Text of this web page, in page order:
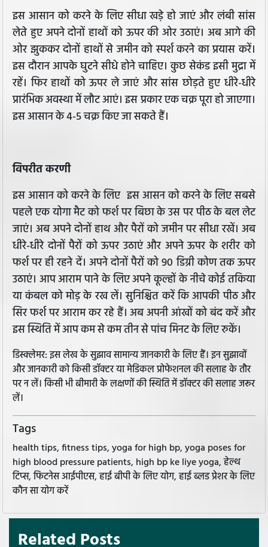
इस आसान को करने के लिए सीधा खड़े हो जाएं और लंबी सांस
लेते हुए अपने दोनों हाथों को ऊपर की ओर उठाएं। अब आगे की
ओर झुककर दोनों हाथों से जमीन को स्पर्श करने का प्रयास करें।
इस दौरान आपके घुटने सीधे होने चाहिए। कुछ सेकंड इसी मुद्रा में
रहें। फिर हाथों को ऊपर ले जाएं और सांस छोड़ते हुए धीरे-धीरे
प्रारंभिक अवस्था में लौट आएं। इस प्रकार एक चक्र पूरा हो जाएगा।
इस आसान के 4-5 चक्र किए जा सकते हैं।
विपरीत करणी
इस आसान को करने के लिए इस आसन को करने के लिए सबसे
पहले एक योगा मैट को फर्श पर बिछा के उस पर पीठ के बल लेट
जाएं। अब अपने दोनों हाथ और पैरों को जमीन पर सीधा रखें। अब
धीरे-धीरे दोनों पैरों को ऊपर उठाएं और अपने ऊपर के शरीर को
फर्श पर ही रहने दें। अपने दोनों पैरों को 90 डिग्री कोण तक ऊपर
उठाएं। आप आराम पाने के लिए अपने कूल्हों के नीचे कोई तकिया
या कंबल को मोड़ के रख लें। सुनिश्चित करें कि आपकी पीठ और
सिर फर्श पर आराम कर रहे हैं। अब अपनी आंखों को बंद करें और
इस स्थिति में आप कम से कम तीन से पांच मिनट के लिए रुकें।
डिस्क्लेमर: इस लेख के सुझाव सामान्य जानकारी के लिए हैं। इन सुझावों
और जानकारी को किसी डॉक्टर या मेडिकल प्रोफेशनल की सलाह के तौर
पर न लें। किसी भी बीमारी के लक्षणों की स्थिति में डॉक्टर की सलाह जरूर
लें।
Tags
health tips, fitness tips, yoga for high bp, yoga poses for
high blood pressure patients, high bp ke liye yoga, हेल्थ
टिप्स, फिटनेस आईपीएस, हाई बीपी के लिए योग, हाई ब्लड प्रेशर के लिए
कौन सा योग करें
Related Posts